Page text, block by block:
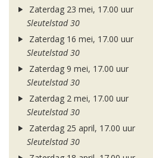
Zaterdag 23 mei, 17.00 uur
Sleutelstad 30
Zaterdag 16 mei, 17.00 uur
Sleutelstad 30
Zaterdag 9 mei, 17.00 uur
Sleutelstad 30
Zaterdag 2 mei, 17.00 uur
Sleutelstad 30
Zaterdag 25 april, 17.00 uur
Sleutelstad 30